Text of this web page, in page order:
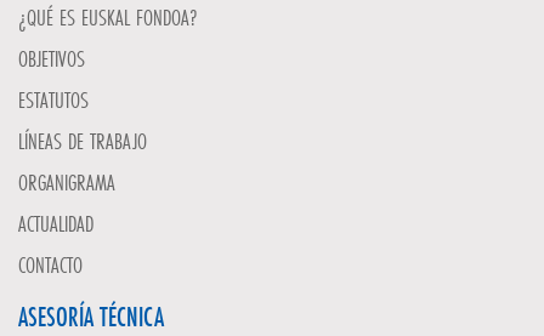
¿QUÉ ES EUSKAL FONDOA?
OBJETIVOS
ESTATUTOS
LÍNEAS DE TRABAJO
ORGANIGRAMA
ACTUALIDAD
CONTACTO
ASESORÍA TÉCNICA